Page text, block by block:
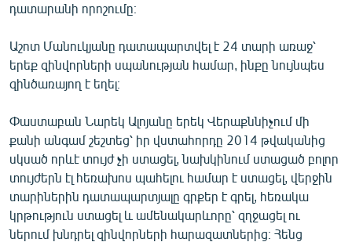
ՀԵՏԵՎԵՔ ՄԵԶ
«Ազատության» բոլոր կայքերը
դատարանի որոշումը։
Աշոտ Մանուկյանը դատապարտվել է 24 տարի առաջ՝
երեք զինվորների սպանության համար, ինքը նույնպես
զինծառայող է եղել։
Փաստաբան Նարեկ Ալոյանը երեկ Վերաքննիչում մի
քանի անգամ շեշտեց՝ իր վստահորդը 2014 թվականից
սկսած որևէ տույժ չի ստացել, նախկինում ստացած բոլոր
տույժերն էլ հեռախոս պահելու համար է ստացել, վերջին
տարիներին դատապարտյալը գրքեր է գրել, հեռակա
կրթություն ստացել և ամենակարևորը՝ զղջացել ու
ներում խնդրել զինվորների հարազատներից։ Հենց